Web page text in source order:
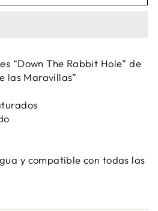
“Down The Rabbit Hole” de
las Maravillas”
y compatible con todas las